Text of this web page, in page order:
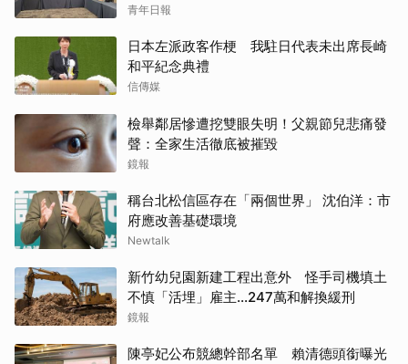
青年日報
日本左派政客作梗 我駐日代表未出席長崎
和平紀念典禮
信傳媒
檢舉鄰居慘遭挖雙眼失明！父親節兒悲痛發
聲：全家生活徹底被摧毀
鏡報
稱台北松信區存在「兩個世界」 沈伯洋：市
府應改善基礎環境
Newtalk
新竹幼兒園新建工程出意外 怪手司機填土
不慎「活埋」雇主...247萬和解換緩刑
鏡報
陳亭妃公布競總幹部名單 賴清德頭銜曝光